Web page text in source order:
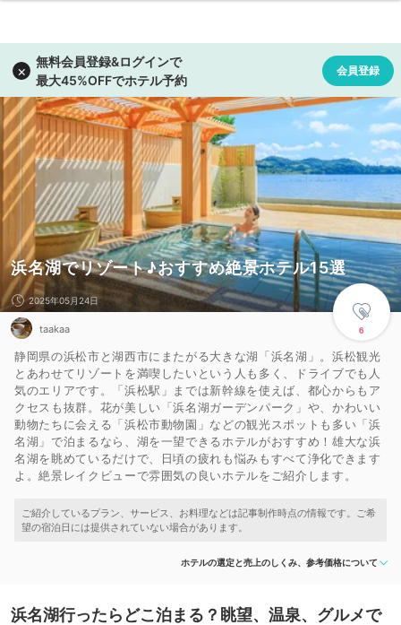
浜名湖でリゾート♪おすすめ絶景ホテル15選
6
2025年05月24日
taakaa
静岡県の浜松市と湖西市にまたがる大きな湖「浜名湖」。浜松観光
とあわせてリゾートを満喫したいという人も多く、ドライブでも人
気のエリアです。「浜松駅」までは新幹線を使えば、都心からもア
クセスも抜群。花が美しい「浜名湖ガーデンパーク」や、かわいい
動物たちに会える「浜松市動物園」などの観光スポットも多い「浜
名湖」で泊まるなら、湖を一望できるホテルがおすすめ！雄大な浜
名湖を眺めているだけで、日頃の疲れも悩みもすべて浄化できます
よ。絶景レイクビューで雰囲気の良いホテルをご紹介します。
ホテルの選定と売上のしくみ、参考価格について
浜名湖行ったらどこ泊まる？眺望、温泉、グルメで